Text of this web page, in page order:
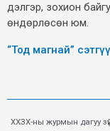
дэлгэр, зохион
өндөрлөсөн юм.
“Тод магнай”
ХХЗХ-ны журмын дагуу